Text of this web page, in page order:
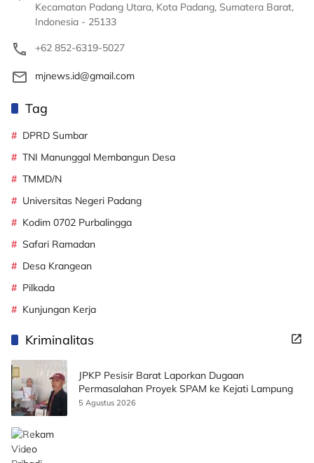
Kecamatan Padang Utara, Kota Padang, Sumatera Barat,
Indonesia - 25133
+62 852-6319-5027
mjnews.id@gmail.com
Tag
DPRD Sumbar
TNI Manunggal Membangun Desa
TMMD/N
Universitas Negeri Padang
Kodim 0702 Purbalingga
Safari Ramadan
Desa Krangean
Pilkada
Kunjungan Kerja
Kriminalitas
JPKP Pesisir Barat Laporkan Dugaan
Permasalahan Proyek SPAM ke Kejati Lampung
5 Agustus 2026